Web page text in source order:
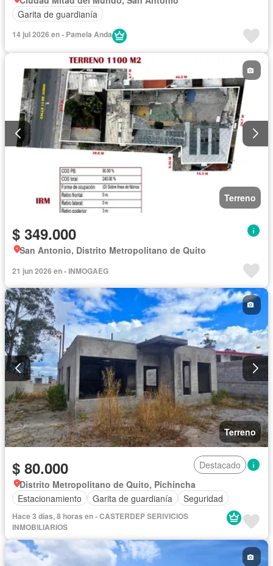
Garita de guardianía
14 jul 2026 en - Pamela Anda
Terreno
$ 349.000
San Antonio, Distrito Metropolitano de Quito
21 jun 2026 en - INMOGAEG
Terreno
$ 80.000
Destacado
Distrito Metropolitano de Quito, Pichincha
Estacionamiento
Garita de guardianía Seguridad
Hace 3 días, 8 horas en - CASTERDEP SERIVICIOS
INMOBILIARIOS